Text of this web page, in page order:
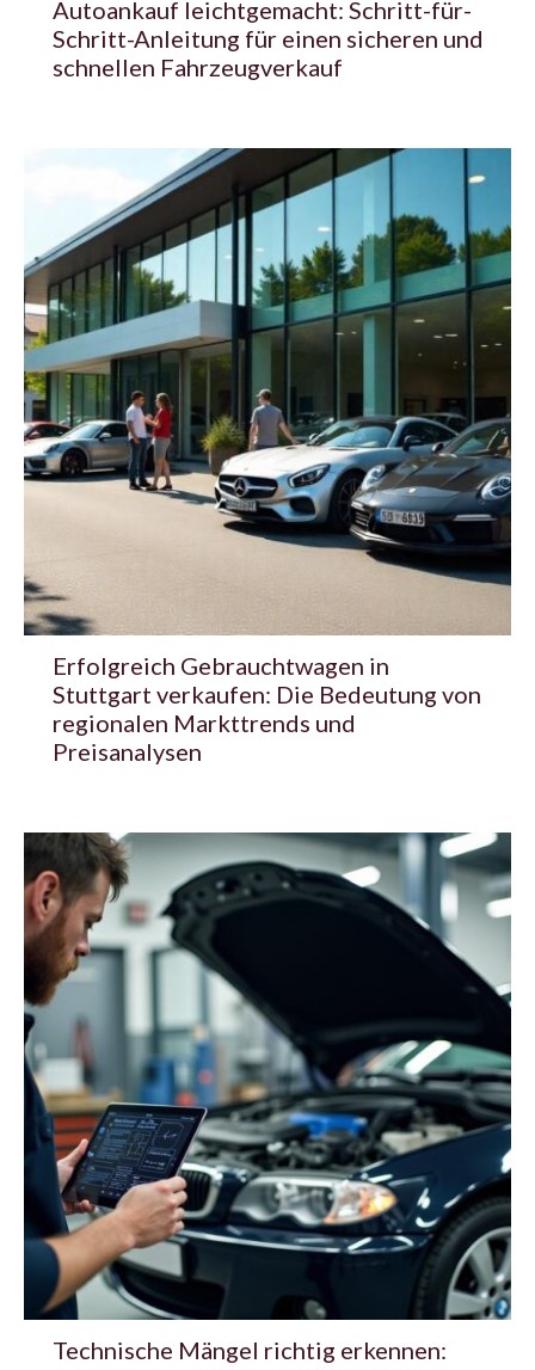
Autoankauf leichtgemacht: Schritt-für-
Schritt-Anleitung für einen sicheren und
schnellen Fahrzeugverkauf
Erfolgreich Gebrauchtwagen in
Stuttgart verkaufen: Die Bedeutung von
regionalen Markttrends und
Preisanalysen
Technische Mängel richtig erkennen: